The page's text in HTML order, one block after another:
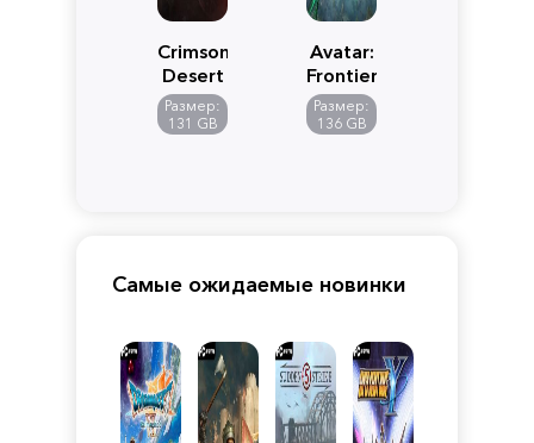
Crimson
Desert
Размер:
131 GB
Avatar:
Frontiers
of
Pandora
Размер:
136 GB
Самые ожидаемые новинки